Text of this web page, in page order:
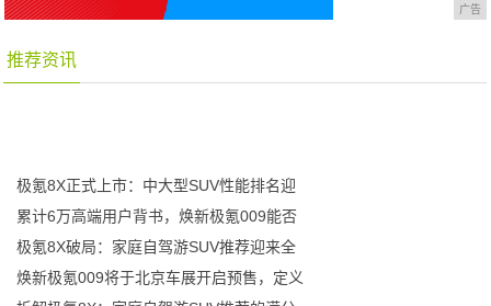
广告
推荐资讯
极氪8X正式上市：中大型SUV性能排名迎
累计6万高端用户背书，焕新极氪009能否
极氪8X破局：家庭自驾游SUV推荐迎来全
焕新极氪009将于北京车展开启预售，定义